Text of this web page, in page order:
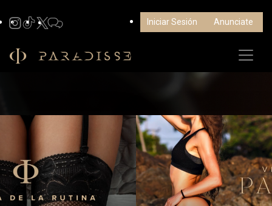
Iniciar Sesión Anunciate